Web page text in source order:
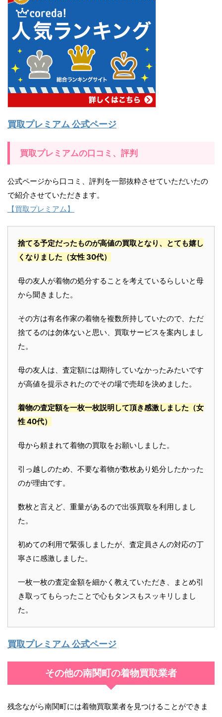
買取プレミアム 公式ページ
買取プレミアムの口コミ、評判
公式ページから口コミ、評判を一部抜粋させていただいたの
で紹介させていただきます。
【買取プレミアム】
捨てる予定だったものが高値の買取となり、とても嬉し
くなりました （女性 30代）
母の友人が着物の処分することを考えているらしいと母
から聞きました。
その方は有名作家の着物を複数所持していたので、ただ
捨てるのは勿体ないと思い、買取サービスを案内しまし
た。
母の友人は、査定額には期待していなかったみたいです
が高値を提示されたのでその場で売却を決めました。
着物の査定額を一枚一枚説明して頂き感激しました （女
性 40代）
母から頼まれて着物の買取をお願いしました。
引っ越しのため、不要な着物が数枚あり処分したかった
のが理由です。
数枚と言えど、重量があるので出張買取を利用しまし
た。
初めての利用で緊張しましたが、査定員さんの対応の丁
寧さに感激しました。
一枚一枚の査定金額を細かく教えていただき、まとめ引
き取ってもらったことで心もタンスもスッキリしまし
た。
買取プレミアム 公式ページ
その他の南関町の着物買取業者
残念ながら南関町には着物買取業者を見つけることができま